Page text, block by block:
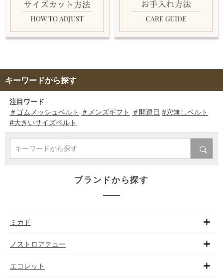
キーワードから探す
注目ワード
＃ゴムメッシュベルト ＃メンズギフト ＃開運日 #穴無しベルト
#大きいサイズベルト
キーワードから探す
ブランドから探す
ミカド
ノストロアテュー
エコレット